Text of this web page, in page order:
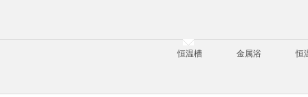
恒温槽 金属浴 恒